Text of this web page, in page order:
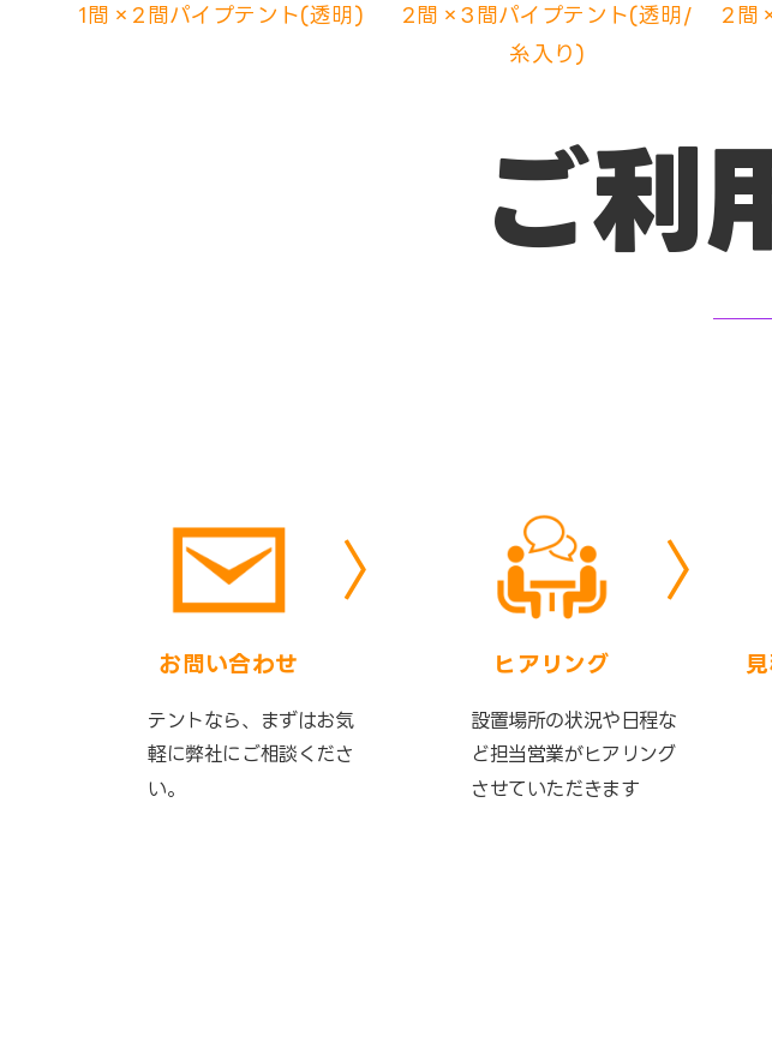
1間×2間パイプテント(透明)
2間×3間パイプテント(透明/
糸入り)
2間
ご利
お問い合わせ
テントなら、まずはお気
軽に弊社にご相談くださ
い。
ヒアリング
設置場所の状況や日程な
ど担当営業がヒアリング
させていただきます